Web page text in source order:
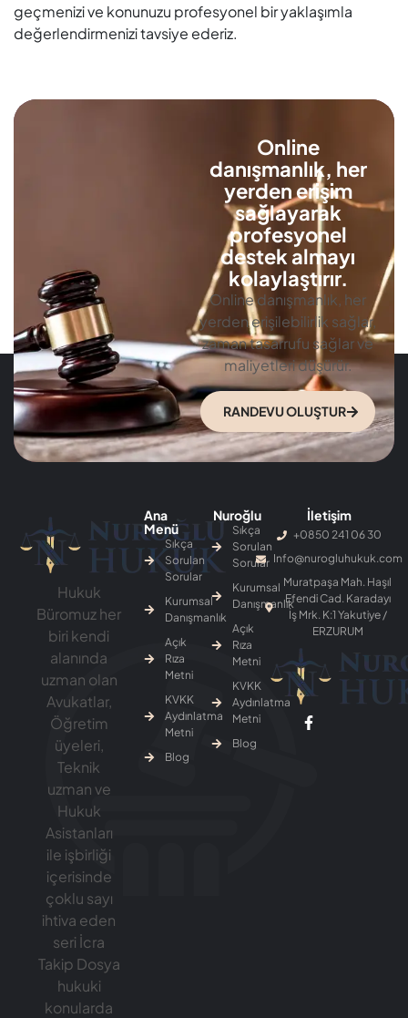
geçmenizi ve konunuzu profesyonel bir yaklaşımla
değerlendirmenizi tavsiye ederiz.
Online
danışmanlık, her
yerden erişim
sağlayarak
profesyonel
destek almayı
kolaylaştırır.
Online danışmanlık, her
yerden erişilebilirlik sağlar,
zaman tasarrufu sağlar ve
maliyetleri düşürür.
RANDEVU OLUŞTUR
Hukuk
Büromuz her
biri kendi
alanında
uzman olan
Avukatlar,
Öğretim
üyeleri,
Teknik
uzman ve
Hukuk
Asistanları
ile işbirliği
içerisinde
çoklu sayı
ihtiva eden
seri İcra
Takip Dosya
hukuki
konularda
Ana
Menü
Sıkça
Sorulan
Sorular
Kurumsal
Danışmanlık
Açık
Rıza
Metni
KVKK
Aydınlatma
Metni
Blog
Nuroğlu
Sıkça
Sorulan
Sorular
Kurumsal
Danışmanlık
Açık
Rıza
Metni
KVKK
Aydınlatma
Metni
Blog
İletişim
+0850 241 06 30
Info@nurogluhukuk.com
Muratpaşa Mah. Haşıl
Efendi Cad. Karadayı
İş Mrk. K:1 Yakutiye /
ERZURUM